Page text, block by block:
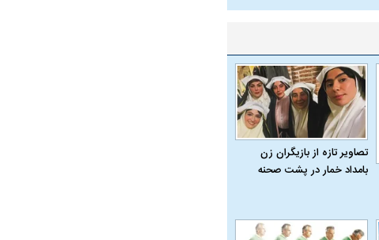
تصاویر تازه از بازیگران زن
بامداد خمار در پشت صحنه